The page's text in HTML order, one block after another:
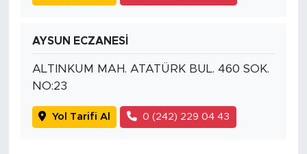
AYSUN ECZANESİ
ALTINKUM MAH. ATATÜRK BUL. 460 SOK.
NO:23
Yol Tarifi Al 0 (242) 229 04 43